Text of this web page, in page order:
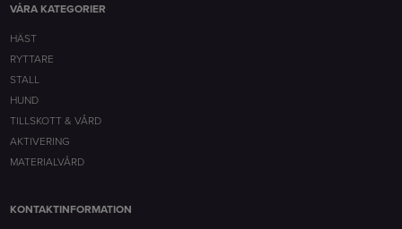
VÅRA KATEGORIER
HÄST
RYTTARE
STALL
HUND
TILLSKOTT & VÅRD
AKTIVERING
MATERIALVÅRD
KONTAKTINFORMATION